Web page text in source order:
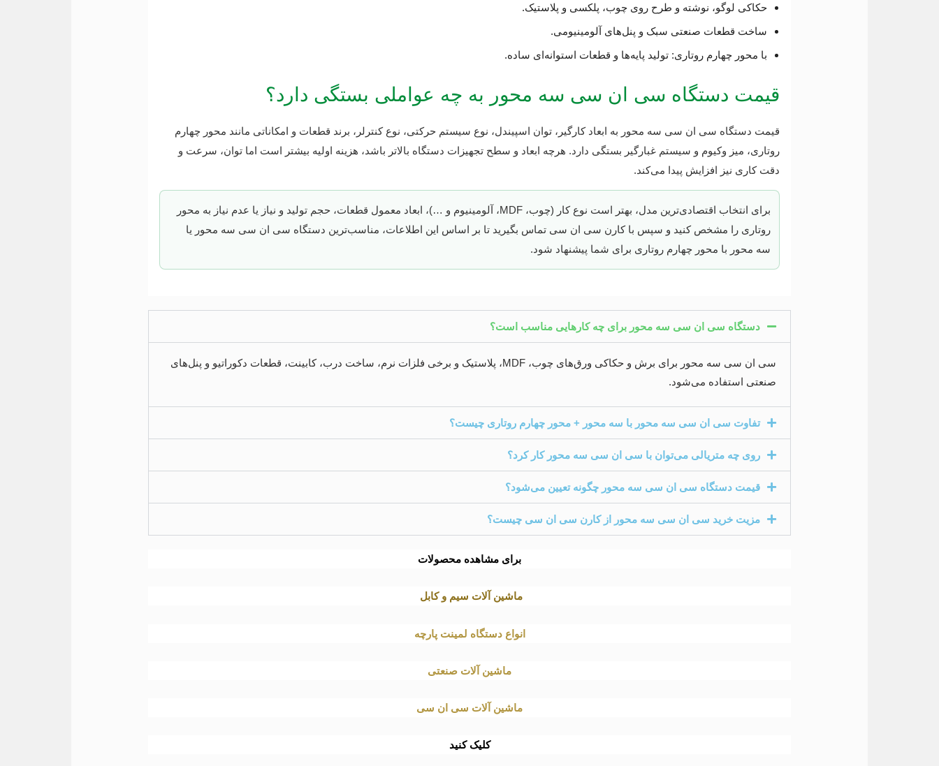
حکاکی لوگو، نوشته و طرح روی چوب، پلکسی و پلاستیک.
ساخت قطعات صنعتی سبک و پنل‌های آلومینیومی.
با محور چهارم روتاری: تولید پایه‌ها و قطعات استوانه‌ای ساده.
قیمت دستگاه سی ان سی سه محور به چه عواملی بستگی دارد؟
قیمت دستگاه سی ان سی سه محور به ابعاد کارگیر، توان اسپیندل، نوع سیستم حرکتی، نوع کنترلر، برند قطعات و امکاناتی مانند محور چهارم
روتاری، میز وکیوم و سیستم غبارگیر بستگی دارد. هرچه ابعاد و سطح تجهیزات دستگاه بالاتر باشد، هزینه اولیه بیشتر است اما توان، سرعت و
دقت کاری نیز افزایش پیدا می‌کند.
برای انتخاب اقتصادی‌ترین مدل، بهتر است نوع کار (چوب، MDF، آلومینیوم و …)، ابعاد معمول قطعات، حجم تولید و نیاز یا عدم نیاز به محور
روتاری را مشخص کنید و سپس با کارن سی ان سی تماس بگیرید تا بر اساس این اطلاعات، مناسب‌ترین دستگاه سی ان سی سه محور یا
سه محور با محور چهارم روتاری برای شما پیشنهاد شود.
دستگاه سی ان سی سه محور برای چه کارهایی مناسب است؟
سی ان سی سه محور برای برش و حکاکی ورق‌های چوب، MDF، پلاستیک و برخی فلزات نرم، ساخت درب، کابینت، قطعات دکوراتیو و پنل‌های
صنعتی استفاده می‌شود.
تفاوت سی ان سی سه محور با سه محور + محور چهارم روتاری چیست؟
روی چه متریالی می‌توان با سی ان سی سه محور کار کرد؟
قیمت دستگاه سی ان سی سه محور چگونه تعیین می‌شود؟
مزیت خرید سی ان سی سه محور از کارن سی ان سی چیست؟
برای مشاهده محصولات
ماشین آلات سیم و کابل
انواع دستگاه لمینت پارچه
ماشین آلات صنعتی
ماشین آلات سی ان سی
کلیک کنید